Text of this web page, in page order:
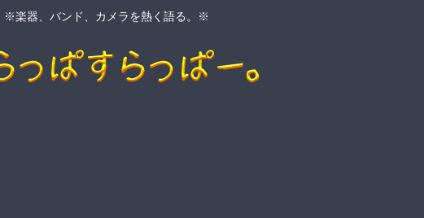
※楽器、バンド、カメラを熱く語る。※